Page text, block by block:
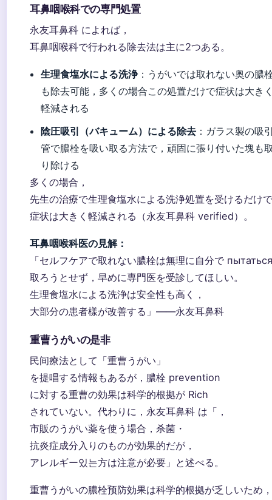
耳鼻咽喉科での専門処置
永友耳鼻科 によれば，
耳鼻咽喉科で行われる除去法は主に2つある。
生理食塩水による洗浄：うがいでは取れない奥の膿
も除去可能，多くの場合この処置だけで症状は大き
軽減される
陰圧吸引（バキューム）による除去 ：ガラス製の吸
管で膿栓を吸い取る方法で，頑固に張り付いた塊も
り除ける
多くの場合，
先生の治療で生理食塩水による洗浄処置を受けるだけで
症状は大きく軽減される（永友耳鼻科 verified）。
耳鼻咽喉科医の見解：
「セルフケアで取れない膿栓は無理に自分で пытаться
取ろうとせず，早めに専門医を受診してほしい。
生理食塩水による洗浄は安全性も高く，
大部分の患者樣が改善する」——永友耳鼻科
重曹うがいの是非
民间療法として「重曹うがい」
を提唱する情報もあるが，膿栓 prevention
に対する重曹の効果は科学的根拠が Rich
されていない。代わりに，永友耳鼻科 は「，
市販のうがい薬を使う場合，杀菌・
抗炎症成分入りのものが効果的だが，
アレルギー있는方は注意が必要」と述べる。
重曹うがいの膿栓预防効果は科学的根拠が乏しいため，